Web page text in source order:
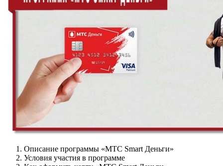
Описание программы «МТС Smart Деньги»
Условия участия в программе